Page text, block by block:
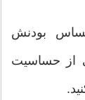
حساس بودنش
از حساسیت